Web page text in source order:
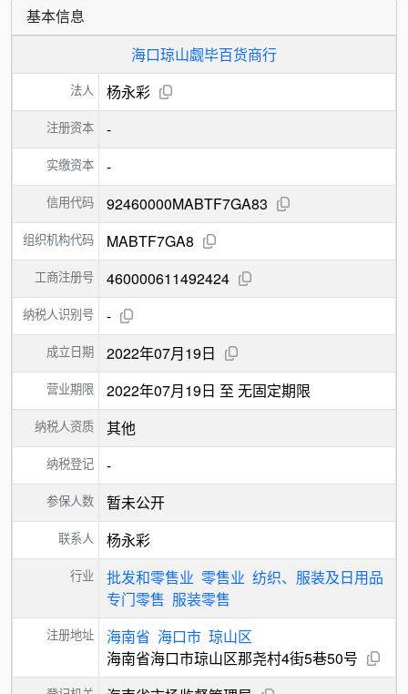
基本信息
海口琼山觑毕百货商行
法人 杨永彩
注册资本 -
实缴资本 -
信用代码 92460000MABTF7GA83
组织机构代码 MABTF7GA8
工商注册号 460000611492424
纳税人识别号 -
成立日期 2022年07月19日
营业期限 2022年07月19日 至 无固定期限
纳税人资质 其他
纳税登记 -
参保人数 暂未公开
联系人 杨永彩
行业 批发和零售业 零售业 纺织、服装及日用品
专门零售 服装零售
注册地址 海南省 海口市 琼山区
海南省海口市琼山区那尧村4街5巷50号